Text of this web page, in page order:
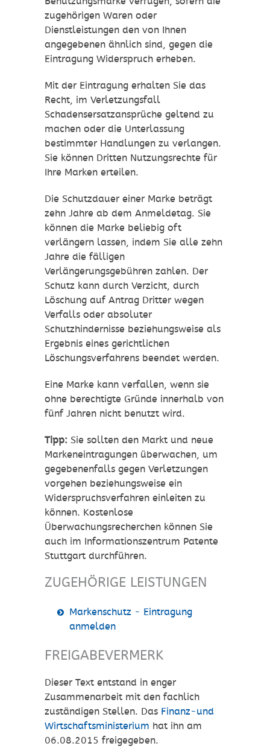
zugehörigen Waren oder
Dienstleistungen den von Ihnen
angegebenen ähnlich sind, gegen die
Eintragung Widerspruch erheben.
Mit der Eintragung erhalten Sie das
Recht, im Verletzungsfall
Schadensersatzansprüche geltend zu
machen oder die Unterlassung
bestimmter Handlungen zu verlangen.
Sie können Dritten Nutzungsrechte für
Ihre Marken erteilen.
Die Schutzdauer einer Marke beträgt
zehn Jahre ab dem Anmeldetag. Sie
können die Marke beliebig oft
verlängern lassen, indem Sie alle zehn
Jahre die fälligen
Verlängerungsgebühren zahlen. Der
Schutz kann durch Verzicht, durch
Löschung auf Antrag Dritter wegen
Verfalls oder absoluter
Schutzhindernisse beziehungsweise als
Ergebnis eines gerichtlichen
Löschungsverfahrens beendet werden.
Eine Marke kann verfallen, wenn sie
ohne berechtigte Gründe innerhalb von
fünf Jahren nicht benutzt wird.
Tipp: Sie sollten den Markt und neue
Markeneintragungen überwachen, um
gegebenenfalls gegen Verletzungen
vorgehen beziehungsweise ein
Widerspruchsverfahren einleiten zu
können. Kostenlose
Überwachungsrecherchen können Sie
auch im Informationszentrum Patente
Stuttgart durchführen.
ZUGEHÖRIGE LEISTUNGEN
Markenschutz - Eintragung
anmelden
FREIGABEVERMERK
Dieser Text entstand in enger
Zusammenarbeit mit den fachlich
zuständigen Stellen. Das Finanz-und
Wirtschaftsministerium hat ihn am
06.08.2015 freigegeben.